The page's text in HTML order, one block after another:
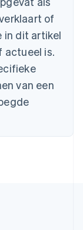
of
in dit artikel
actueel is.
van een